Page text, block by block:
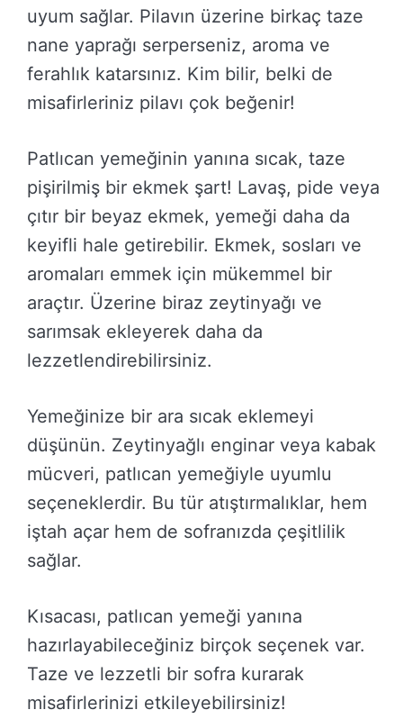
uyum sağlar. Pilavın üzerine birkaç taze
nane yaprağı serperseniz, aroma ve
ferahlık katarsınız. Kim bilir, belki de
misafirleriniz pilavı çok beğenir!
Patlıcan yemeğinin yanına sıcak, taze
pişirilmiş bir ekmek şart! Lavaş, pide veya
çıtır bir beyaz ekmek, yemeği daha da
keyifli hale getirebilir. Ekmek, sosları ve
aromaları emmek için mükemmel bir
araçtır. Üzerine biraz zeytinyağı ve
sarımsak ekleyerek daha da
lezzetlendirebilirsiniz.
Yemeğinize bir ara sıcak eklemeyi
düşünün. Zeytinyağlı enginar veya kabak
mücveri, patlıcan yemeğiyle uyumlu
seçeneklerdir. Bu tür atıştırmalıklar, hem
iştah açar hem de sofranızda çeşitlilik
sağlar.
Kısacası, patlıcan yemeği yanına
hazırlayabileceğiniz birçok seçenek var.
Taze ve lezzetli bir sofra kurarak
misafirlerinizi etkileyebilirsiniz!